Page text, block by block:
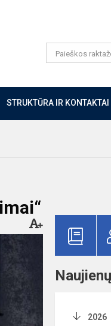
STRUKTŪRA IR KONTAKTAI
2026